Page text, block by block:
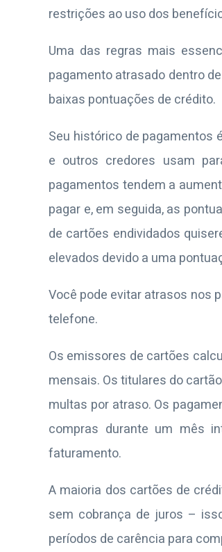
restrições ao uso dos
Uma das regras mais
pagamento atrasado dentro
baixas pontuações de crédito.
Seu histórico de pagamentos
e outros credores usam
pagamentos tendem a
pagar e, em seguida, as
de cartões endividados
elevados devido a uma
Você pode evitar atrasos nos
telefone.
Os emissores de cartões
mensais. Os titulares do
multas por atraso. Os
compras durante um mês
faturamento.
A maioria dos cartões de
sem cobrança de juros –
períodos de carência para